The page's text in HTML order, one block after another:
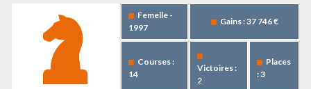
Femelle -
1997
Gains : 37 746 €
Courses :
14
Victoires :
2
Places
: 3